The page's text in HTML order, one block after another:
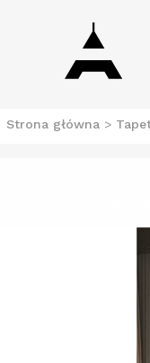
Archinova Studio
Salon meblowy
Strona główna >